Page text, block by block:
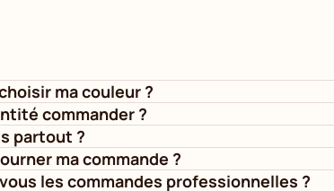
ma couleur ?
commander ?
partout ?
ma commande ?
les commandes professionnelles ?